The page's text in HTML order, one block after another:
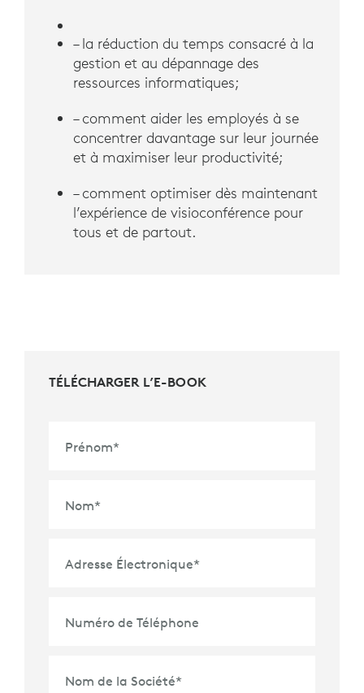
– la réduction du temps consacré à la
gestion et au dépannage des
ressources informatiques;
– comment aider les employés à se
concentrer davantage sur leur journée
et à maximiser leur productivité;
– comment optimiser dès maintenant
l’expérience de visioconférence pour
tous et de partout.
TÉLÉCHARGER L’E-BOOK
Prénom*
Nom*
Adresse Électronique*
Numéro de Téléphone
Nom de la Société*